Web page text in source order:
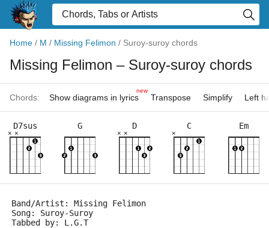
Home / M / Missing Felimon / Suroy-suroy chords
Missing Felimon – Suroy-suroy chords
Chords: Show diagrams in lyrics
new
Transpose Simplify Left
D7sus
×
×
G D
×
×
C
×
Em
Band/Artist: Missing Felimon
Song: Suroy-Suroy
Tabbed by: L.G.T